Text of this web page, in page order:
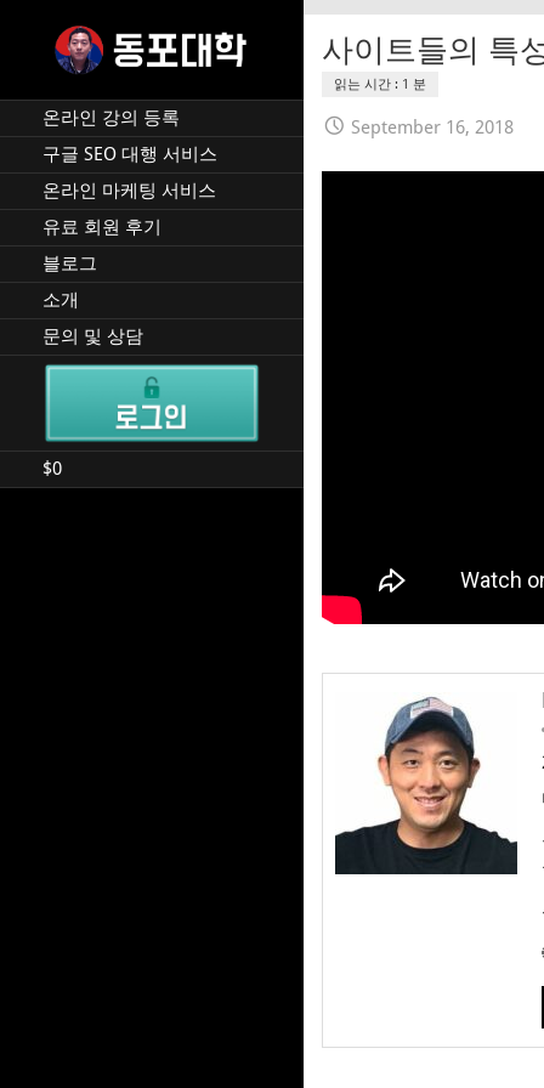
Skip
content
DPU SEO
라인 사업 강의 🇰🇷 🇺🇸
온라인 강의 등록
구글 SEO 대행 서비스
온라인 마케팅 서비스
유료 회원 후기
블로그
소개
문의 및 상담
$0
사이트들의 특
September 16, 2018